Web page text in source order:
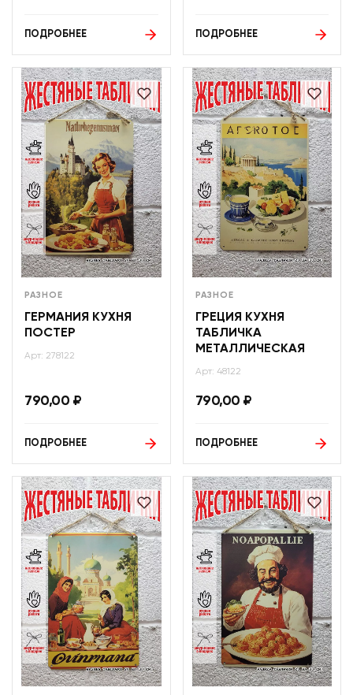
ПОДРОБНЕЕ ПОДРОБНЕЕ
РАЗНОЕ
ГЕРМАНИЯ КУХНЯ
ПОСТЕР
Арт: 278122
790,00 ₽
ПОДРОБНЕЕ
РАЗНОЕ
ГРЕЦИЯ КУХНЯ
ТАБЛИЧКА
МЕТАЛЛИЧЕСКАЯ
Арт: 48122
790,00 ₽
ПОДРОБНЕЕ